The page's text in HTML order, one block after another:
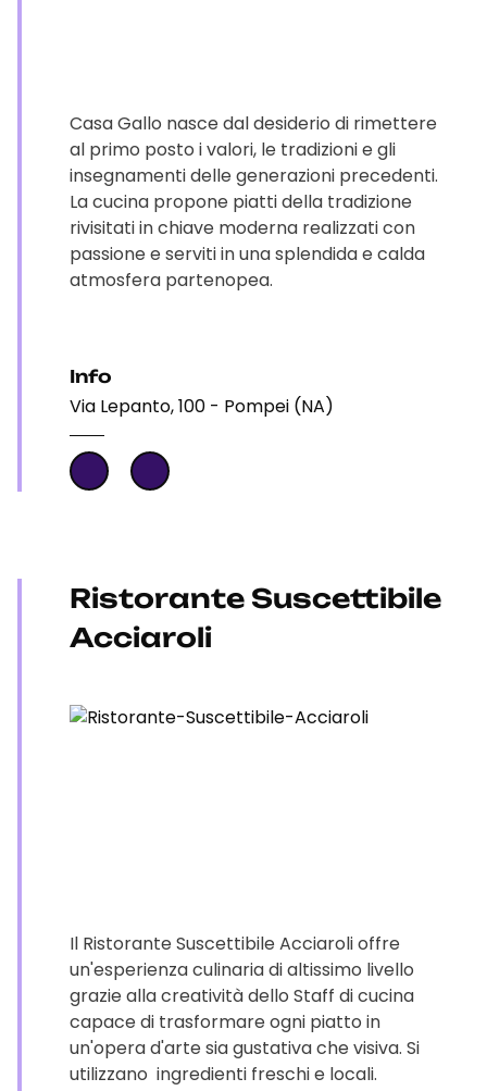
Casa Gallo nasce dal desiderio di rimettere
al primo posto i valori, le tradizioni e gli
insegnamenti delle generazioni precedenti.
La cucina propone piatti della tradizione
rivisitati in chiave moderna realizzati con
passione e serviti in una splendida e calda
atmosfera partenopea.
Info
Via Lepanto, 100 - Pompei (NA)
Ristorante Suscettibile
Acciaroli
Il Ristorante Suscettibile Acciaroli offre
un'esperienza culinaria di altissimo livello
grazie alla creatività dello Staff di cucina
capace di trasformare ogni piatto in
un'opera d'arte sia gustativa che visiva. Si
utilizzano ingredienti freschi e locali.